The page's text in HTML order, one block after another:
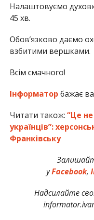
Налаштовуємо
45 хв.
Обов’язково даємо
взбитими вершками.
Всім смачного!
Інформатор бажає
Читати також: “Це
українців”:
Франківську
уFacebook,
Надсилайте